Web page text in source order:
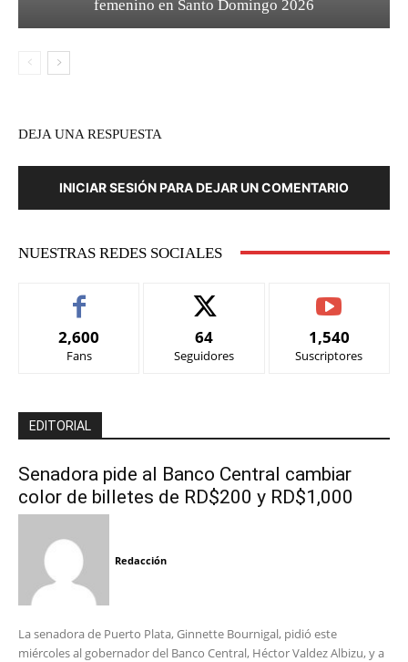
femenino en Santo Domingo 2026
DEJA UNA RESPUESTA
INICIAR SESIÓN PARA DEJAR UN COMENTARIO
NUESTRAS REDES SOCIALES
2,600
Fans
64
Seguidores
1,540
Suscriptores
EDITORIAL
Senadora pide al Banco Central cambiar
color de billetes de RD$200 y RD$1,000
Redacción
La senadora de Puerto Plata, Ginnette Bournigal, pidió este
miércoles al gobernador del Banco Central, Héctor Valdez Albizu, y a